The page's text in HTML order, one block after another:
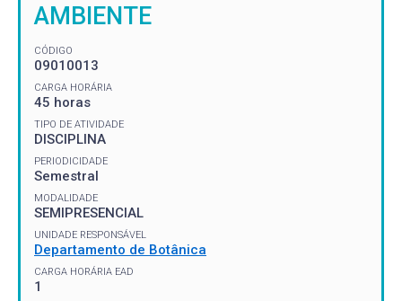
AMBIENTE
CÓDIGO
09010013
CARGA HORÁRIA
45 horas
TIPO DE ATIVIDADE
DISCIPLINA
PERIODICIDADE
Semestral
MODALIDADE
SEMIPRESENCIAL
UNIDADE RESPONSÁVEL
Departamento de Botânica
CARGA HORÁRIA EAD
1